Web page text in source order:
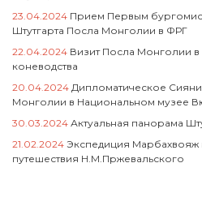
23.04.2024 Прием Первым
Штутгарта Посла Монголии в ФРГ
22.04.2024 Визит Посла Монголии в
коневодства
20.04.2024 Дипломатическое
Монголии в Национальном музее
30.03.2024 Актуальная панорама
21.02.2024 Экспедиция
путешествия Н.М.Пржевальского